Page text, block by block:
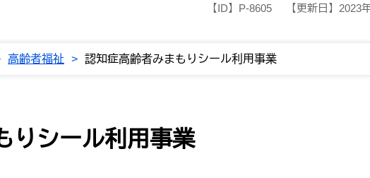
【ID】 P-8605 【更新日】 2023
高齢者福祉 > 認知症高齢者みまもりシール利用事業
りシール利用事業